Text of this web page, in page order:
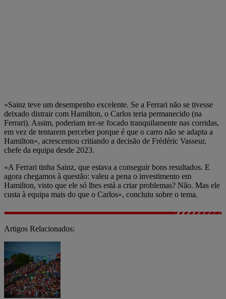
«Sainz teve um desempenho excelente. Se a Ferrari não se tivesse
deixado distrair com Hamilton, o Carlos teria permanecido (na
Ferrari). Assim, poderiam ter-se focado tranquilamente nas corridas,
em vez de tentarem perceber porque é que o carro não se adapta a
Hamilton», acrescentou critiando a decisão de Frédéric Vasseur,
chefe da equipa desde 2023.
«A Ferrari tinha Sainz, que estava a conseguir bons resultados. E
agora chegamos à questão: valeu a pena o investimento em
Hamilton, visto que ele só lhes está a criar problemas? Não. Mas ele
custa à equipa mais do que o Carlos», concluiu sobre o tema.
Artigos Relacionados: